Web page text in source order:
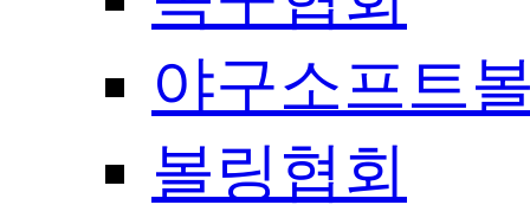
야구소프트
볼링협회